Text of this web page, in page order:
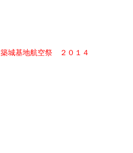
投
築城基地航空祭 ２０１４